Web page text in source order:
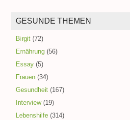
GESUNDE THEMEN
Birgit (72)
Ernährung (56)
Essay (5)
Frauen (34)
Gesundheit (167)
Interview(19)
Lebenshilfe (314)